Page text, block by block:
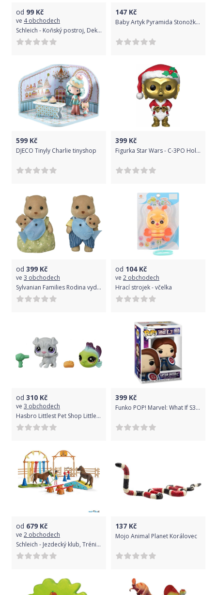
od 99 Kč
ve 4 obchodech
Schleich - Koňský postroj, Deka a ohlávka Sarah a Mystery
147 Kč
Baby Artyk Pyramida Stonožka - 7 dílků
599 Kč
DJECO Tinyly Charlie tinyshop
399 Kč
Figurka Star Wars - C-3PO Holiday Santa (Funko POP! Star Wars 276)
od 399 Kč
ve 3 obchodech
Sylvanian Families Rodina vydry se 2 miminky
od 104Kč
ve 2 obchodech
Hrací strojek - včelka
od 310 Kč
ve 3 obchodech
Hasbro Littlest Pet Shop Littlest Pet Shop Zdobený salón
399 Kč
Funko POP! Marvel: What If S3 - Captain Carter (Stealth)
od 679 Kč
ve 2 obchodech
Schleich - Jezdecký klub, Trénink v agility pro poníky
137 Kč
Mojo Animal Planet Korálovec